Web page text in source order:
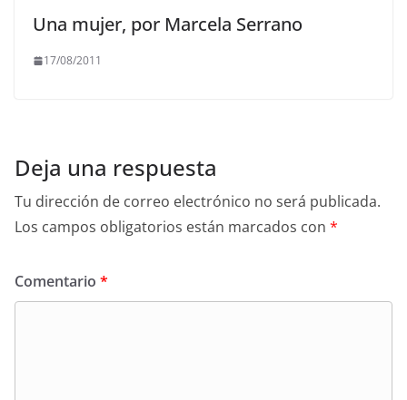
Una mujer, por Marcela Serrano
17/08/2011
Deja una respuesta
Tu dirección de correo electrónico no será publicada.
Los campos obligatorios están marcados con *
Comentario *